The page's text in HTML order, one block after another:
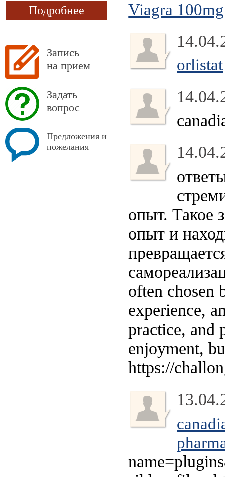
Подробнее
Запись
на прием
Задать
вопрос
Предложения и
пожелания
Viagra 100mg
orlistat
опыт. Такое
опыт и
often chosen
experience,
practice, and
enjoyment,
https://